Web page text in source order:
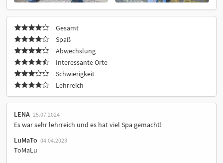
Gesamt
Spaß
Abwechslung
Interessante Orte
Schwierigkeit
Lehrreich
LENA 25.07.2024
Es war sehr lehrreich und es hat viel Spa gemacht!
LuMaTo 04.04.2023
ToMaLu